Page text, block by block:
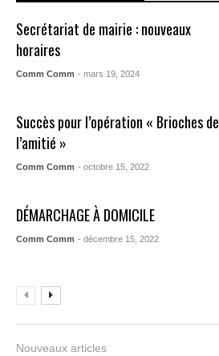
Secrétariat de mairie : nouveaux
horaires
Comm Comm - mars 19, 2024
Succès pour l’opération « Brioches de
l’amitié »
Comm Comm - octobre 15, 2022
DÉMARCHAGE À DOMICILE
Comm Comm - décembre 15, 2022
Nouveaux articles